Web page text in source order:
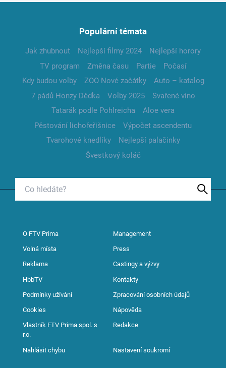
Populární témata
Jak zhubnout Nejlepší filmy 2024
Nejlepší horory
TV program
Změna času Partie
Počasí
Kdy budou volby
ZOO Nové začátky
Auto – katalog
7 pádů Honzy Dědka
Volby 2025
Svařené víno
Tatarák podle Pohlreicha
Aloe vera
Pěstování lichořeřišnice
Výpočet ascendentu
Tvarohové knedlíky
Nejlepší palačinky
Švestkový koláč
O FTV Prima Management
Volná místa Press
Reklama Castingy a výzvy
HbbTV Kontakty
Podmínky užívání Zpracování osobních údajů
Cookies Nápověda
Vlastník FTV Prima spol. s
r.o.
Redakce
Nahlásit chybu Nastavení soukromí